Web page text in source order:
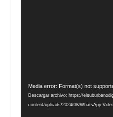
Reproductor
de
vídeo
Media error: Format(s) not
Descargar archivo: https://
content/uploads/2024/08/WhatsApp-